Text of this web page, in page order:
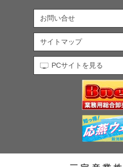
お問い合せ
サイトマップ
PCサイトを見る